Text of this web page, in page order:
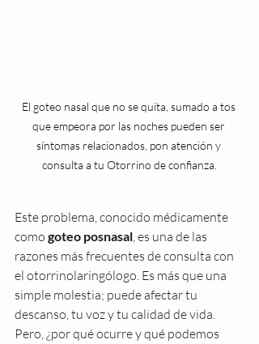
El goteo nasal que no se quita, sumado a tos
que empeora por las noches pueden ser
síntomas relacionados, pon atención y
consulta a tu Otorrino de confianza.
Este problema, conocido médicamente
como goteo posnasal, es una de las
razones más frecuentes de consulta con
el otorrinolaringólogo. Es más que una
simple molestia; puede afectar tu
descanso, tu voz y tu calidad de vida.
Pero, ¿por qué ocurre y qué podemos